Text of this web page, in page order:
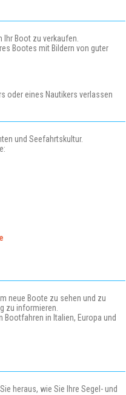
Ihr Boot zu verkaufen.
Bootes mit Bildern von guter
oder eines Nautikers verlassen
und Seefahrtskultur.
neue Boote zu sehen und zu
zu informieren.
Bootfahren in Italien, Europa und
heraus, wie Sie Ihre Segel- und